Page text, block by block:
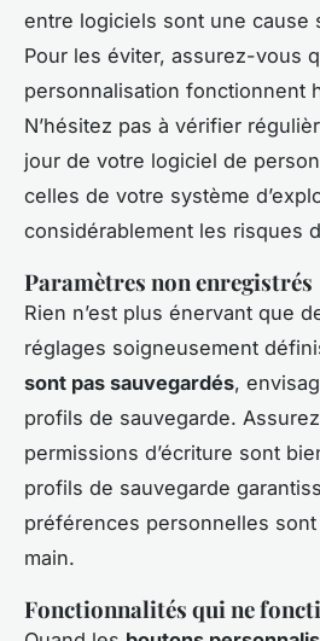
entre logiciels sont une cause
Pour les éviter, assurez-vous
personnalisation fonctionnent
N’hésitez pas à vérifier
jour de votre logiciel de
celles de votre système
considérablement les risques
Paramètres non enregistrés
Rien n’est plus énervant que
réglages soigneusement
sont pas sauvegardés,
profils de sauvegarde.
permissions d’écriture sont
profils de sauvegarde
préférences personnelles
main.
Fonctionnalités qui ne